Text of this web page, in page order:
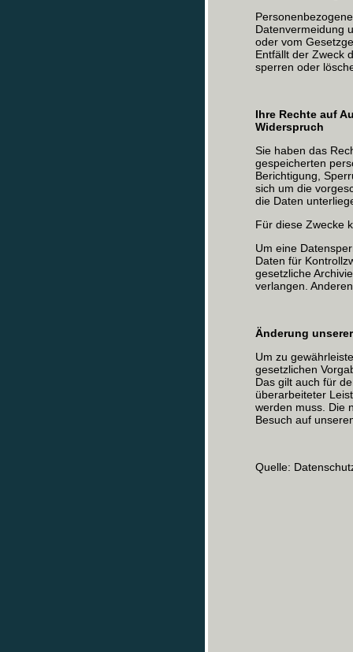
Datenvermeidung
oder vom
Entfällt der Zweck
sperren oder
Ihre Rechte auf
Widerspruch
Sie haben das
gespeicherten
Berichtigung,
sich um die
die Daten
Für diese Zwecke
Um eine
Daten für
gesetzliche
verlangen.
Änderung
Um zu
gesetzlichen
Das gilt auch für
überarbeiteter
werden muss. Die
Besuch auf
Quelle: